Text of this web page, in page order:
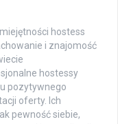
hostess
i znajomość
hostessy
pozytywnego
oferty. Ich
pewność siebie,